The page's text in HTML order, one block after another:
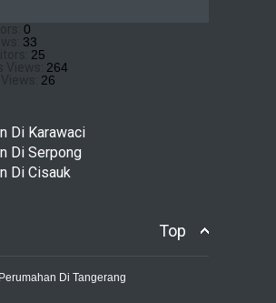
Pricelistnya Disini Ya!
Perumahan di Cirendeu
July 3, 2026
0
33
25
264
26
Di Karawaci
Di Serpong
Di Cisauk
Top
Perumahan Di Tangerang